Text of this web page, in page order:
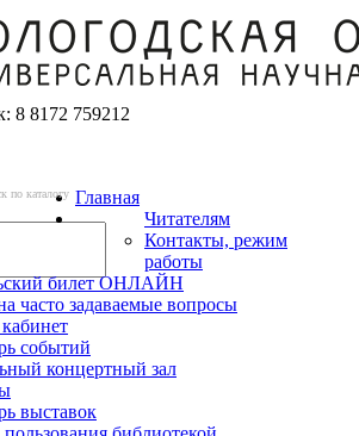
8 8172 759212
по каталогу Главная
Читателям
Контакты, режим
работы
билет ОНЛАЙН
часто задаваемые вопросы
событий
концертный зал
выставок